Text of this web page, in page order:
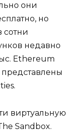
они
но
сотни
недавно
Ethereum
виртуальную
Sandbox.